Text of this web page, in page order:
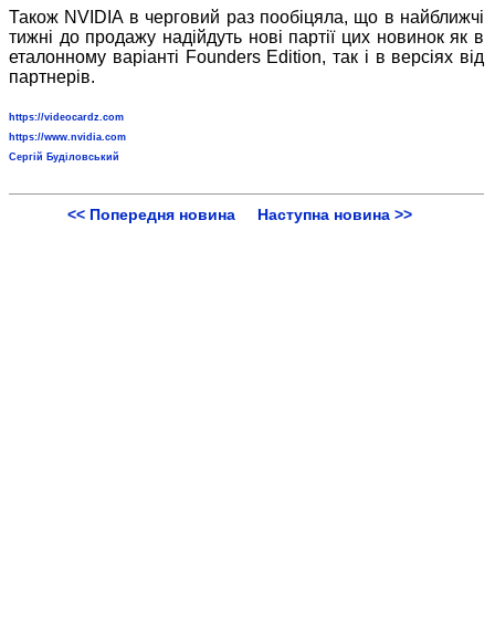
Також NVIDIA в черговий раз пообіцяла, що в найближчі
тижні до продажу надійдуть нові партії цих новинок як в
еталонному варіанті Founders Edition, так і в версіях від
партнерів.
https://videocardz.com
https://www.nvidia.com
Сергій Буділовський
<< Попередня новина Наступна новина >>